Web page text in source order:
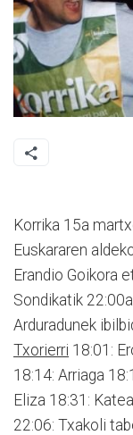
Korrika 15a
Euskararen
Erandio Goikora
Sondikatik
Arduradunek
Txorierri 18:01:
18:14: Arriaga
Eliza 18:31:
22:06: Txakoli